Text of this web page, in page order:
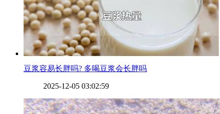
​豆浆容易长胖吗? 多喝豆浆会长胖吗
2025-12-05 03:02:59